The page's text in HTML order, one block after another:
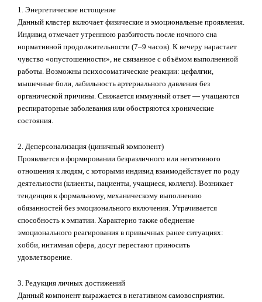
1. Энергетическое истощение
Данный кластер включает физические и эмоциональные проявления.
Индивид отмечает утреннюю разбитость после ночного сна
нормативной продолжительности (7–9 часов). К вечеру нарастает
чувство «опустошенности», не связанное с объёмом выполненной
работы. Возможны психосоматические реакции: цефалгии,
мышечные боли, лабильность артериального давления без
органической причины. Снижается иммунный ответ — учащаются
респираторные заболевания или обостряются хронические
состояния.
2. Деперсонализация (циничный компонент)
Проявляется в формировании безразличного или негативного
отношения к людям, с которыми индивид взаимодействует по роду
деятельности (клиенты, пациенты, учащиеся, коллеги). Возникает
тенденция к формальному, механическому выполнению
обязанностей без эмоционального включения. Утрачивается
способность к эмпатии. Характерно также обеднение
эмоционального реагирования в привычных ранее ситуациях:
хобби, интимная сфера, досуг перестают приносить
удовлетворение.
3. Редукция личных достижений
Данный компонент выражается в негативном самовосприятии.